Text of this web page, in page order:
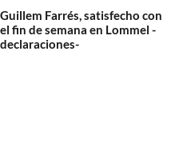
Guillem Farrés, satisfecho con
el fin de semana en Lommel -
declaraciones-